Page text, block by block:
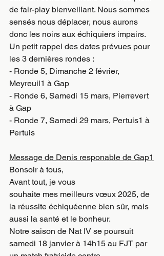
de fair-play bienveillant. Nous sommes
sensés nous déplacer, nous aurons
donc les noirs aux échiquiers impairs.
Un petit rappel des dates prévues pour
les 3 dernières rondes :
- Ronde 5, Dimanche 2 février,
Meyreuil1 à Gap
- Ronde 6, Samedi 15 mars, Pierrevert
à Gap
- Ronde 7, Samedi 29 mars, Pertuis1 à
Pertuis
Message de Denis responable de Gap1
Bonsoir à tous,
Avant tout, je vous
souhaite mes meilleurs vœux 2025, de
la réussite échiquéenne bien sûr, mais
aussi la santé et le bonheur.
Notre saison de Nat IV se poursuit
samedi 18 janvier à 14h15 au FJT par